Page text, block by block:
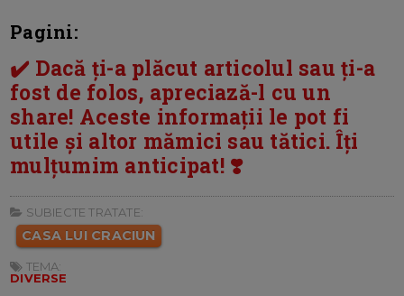
Pagini:
✔️ Dacă ți-a plăcut articolul sau ți-a
fost de folos, apreciază-l cu un
share! Aceste informații le pot fi
utile și altor mămici sau tătici. Îți
mulțumim anticipat! ❣️
SUBIECTE TRATATE:
CASA LUI CRACIUN
TEMA:
DIVERSE